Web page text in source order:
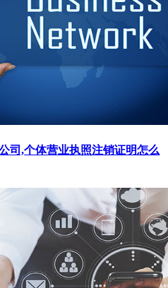
司,个体营业执照注销证明怎么